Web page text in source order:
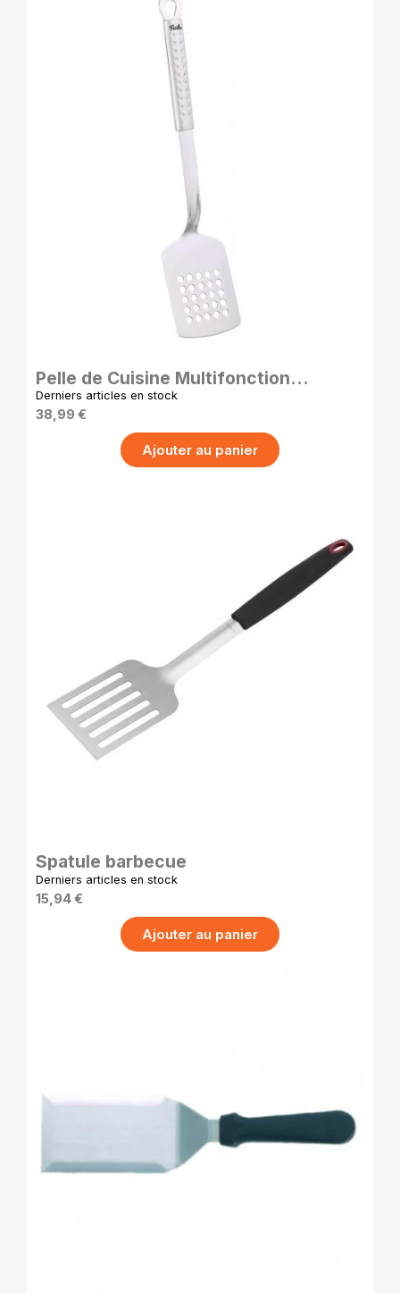
APERÇU RAPIDE
Pelle de Cuisine Multifonction
Antiadhésive – Magic Pelle
Derniers articles en stock
38,99 €
Ajouter au panier
Spatule barbecue
Derniers articles en stock
15,94 €
Ajouter au panier